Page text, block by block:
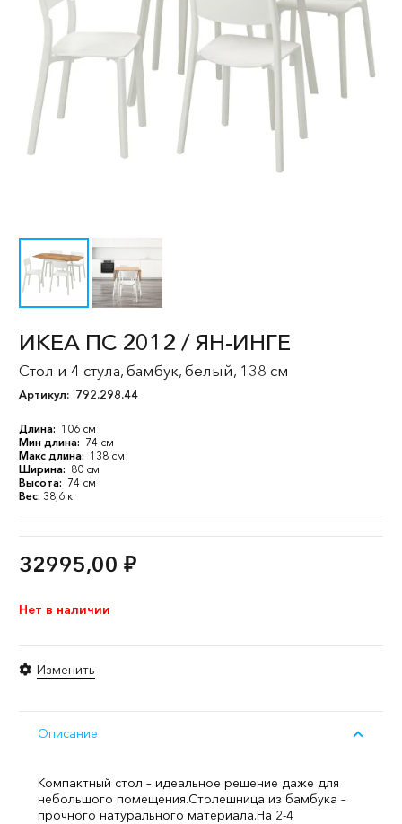
ИКЕА ПС 2012 / ЯН-ИНГЕ
Стол и 4 стула, бамбук, белый, 138 см
Артикул: 792.298.44
Длина: 106 см
Мин длина: 74 см
Макс длина: 138 см
Ширина: 80 см
Высота: 74 см
Вес: 38,6 кг
32995,00 ₽
Нет в наличии
Изменить
Описание
Компактный стол – идеальное решение даже для
небольшого помещения.Столешница из бамбука –
прочного натурального материала.На 2-4